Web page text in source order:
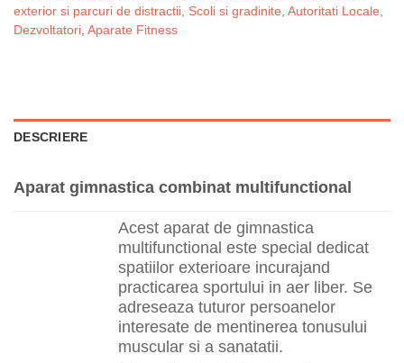
exterior si parcuri de distractii Scoli si gradinite Autoritati Locale
Dezvoltatori Aparate Fitness
DESCRIERE
Aparat gimnastica combinat multifunctional
Acest aparat de gimnastica
multifunctional este special dedicat
spatiilor exterioare incurajand
practicarea sportului in aer liber. Se
adreseaza tuturor persoanelor
interesate de mentinerea tonusului
muscular si a sanatatii.